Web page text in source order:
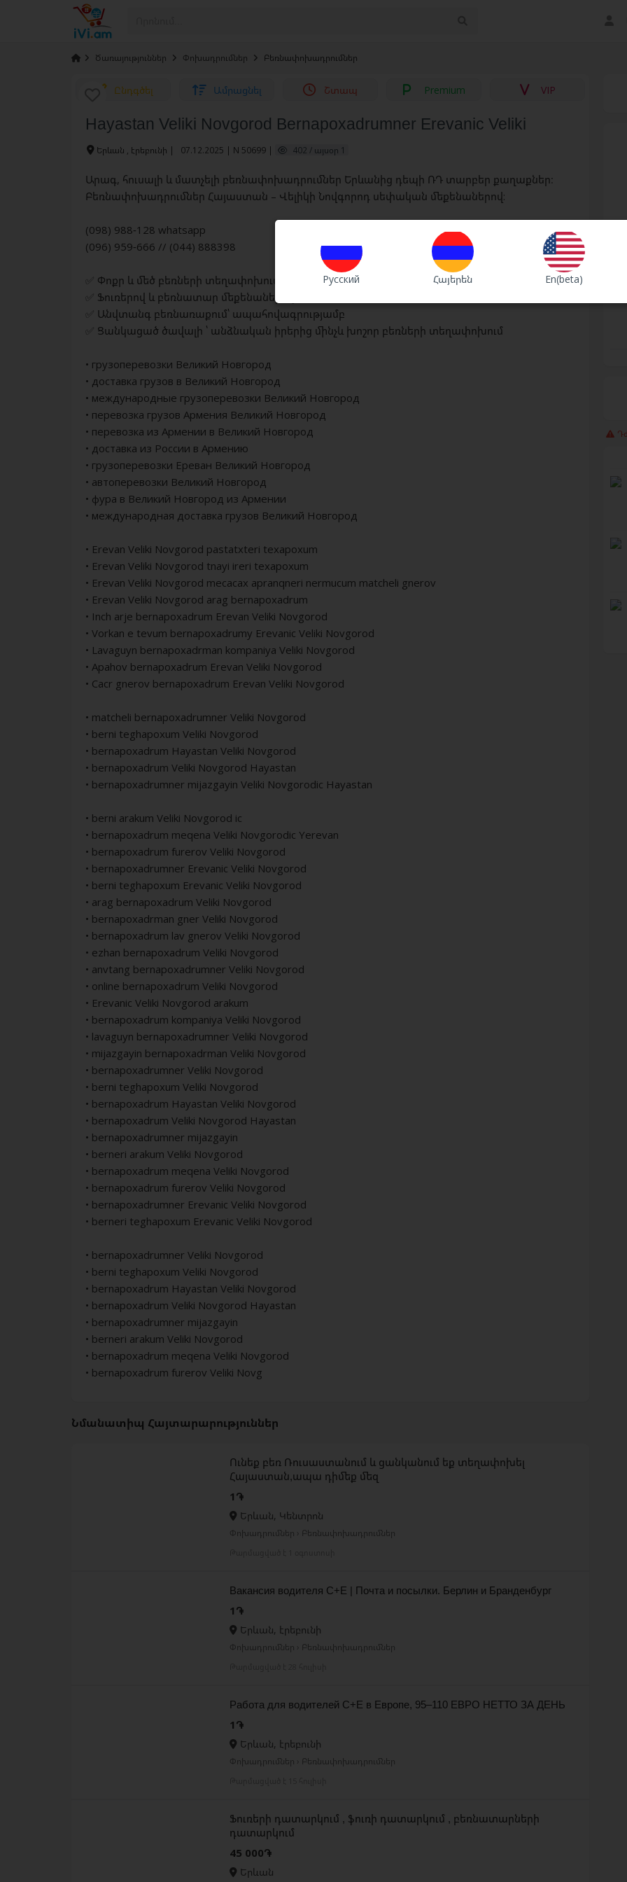
Русский Հայերեն En(beta)
Ծառայություններ Փոխադրումներ Բեռնափոխադրումներ
Ընդգծել Ամրացնել Շտապ Premium VIP
Hayastan Veliki Novgorod Bernapoxadrumner Erevanic Veliki
Երևան , էրեբունի | 07.12.2025 | N 50699 | 402 / այսօր 1
Արագ, հուսալի և մատչելի բեռնափոխադրումներ Երևանից դեպի ՌԴ տարբեր քաղաքներ։
Բեռնափոխադրումներ Հայաստան – Վելիկի Նովգորոդ սեփական մեքենաներով:
(098) 988-128 whatsapp
(096) 959-666 // (044) 888398
✅ Փոքր և մեծ բեռների տեղափոխում
✅ Ֆուռերով և բեռնատար մեքենաներով
✅ Անվտանգ բեռնառաքում՝ ապահովագրությամբ
✅ Ցանկացած ծավալի ՝ անձնական իրերից մինչև խոշոր բեռների տեղափոխում
• грузоперевозки Великий Новгород
• доставка грузов в Великий Новгород
• международные грузоперевозки Великий Новгород
• перевозка грузов Армения Великий Новгород
• перевозка из Армении в Великий Новгород
• доставка из России в Армению
• грузоперевозки Ереван Великий Новгород
• автоперевозки Великий Новгород
• фура в Великий Новгород из Армении
• международная доставка грузов Великий Новгород
• Erevan Veliki Novgorod pastatxteri texapoxum
• Erevan Veliki Novgorod tnayi ireri texapoxum
• Erevan Veliki Novgorod mecacax apranqneri nermucum matcheli gnerov
• Erevan Veliki Novgorod arag bernapoxadrum
• Inch arje bernapoxadrum Erevan Veliki Novgorod
• Vorkan e tevum bernapoxadrumy Erevanic Veliki Novgorod
• Lavaguyn bernapoxadrman kompaniya Veliki Novgorod
• Apahov bernapoxadrum Erevan Veliki Novgorod
• Cacr gnerov bernapoxadrum Erevan Veliki Novgorod
• matcheli bernapoxadrumner Veliki Novgorod
• berni teghapoxum Veliki Novgorod
• bernapoxadrum Hayastan Veliki Novgorod
• bernapoxadrum Veliki Novgorod Hayastan
• bernapoxadrumner mijazgayin Veliki Novgorodic Hayastan
• berni arakum Veliki Novgorod ic
• bernapoxadrum meqena Veliki Novgorodic Yerevan
• bernapoxadrum furerov Veliki Novgorod
• bernapoxadrumner Erevanic Veliki Novgorod
• berni teghapoxum Erevanic Veliki Novgorod
• arag bernapoxadrum Veliki Novgorod
• bernapoxadrman gner Veliki Novgorod
• bernapoxadrum lav gnerov Veliki Novgorod
• ezhan bernapoxadrum Veliki Novgorod
• anvtang bernapoxadrumner Veliki Novgorod
• online bernapoxadrum Veliki Novgorod
• Erevanic Veliki Novgorod arakum
• bernapoxadrum kompaniya Veliki Novgorod
• lavaguyn bernapoxadrumner Veliki Novgorod
• mijazgayin bernapoxadrman Veliki Novgorod
• bernapoxadrumner Veliki Novgorod
• berni teghapoxum Veliki Novgorod
• bernapoxadrum Hayastan Veliki Novgorod
• bernapoxadrum Veliki Novgorod Hayastan
• bernapoxadrumner mijazgayin
• berneri arakum Veliki Novgorod
• bernapoxadrum meqena Veliki Novgorod
• bernapoxadrum furerov Veliki Novgorod
• bernapoxadrumner Erevanic Veliki Novgorod
• berneri teghapoxum Erevanic Veliki Novgorod
• bernapoxadrumner Veliki Novgorod
• berni teghapoxum Veliki Novgorod
• bernapoxadrum Hayastan Veliki Novgorod
• bernapoxadrum Veliki Novgorod Hayastan
• bernapoxadrumner mijazgayin
• berneri arakum Veliki Novgorod
• bernapoxadrum meqena Veliki Novgorod
• bernapoxadrum furerov Veliki Novg
Նմանատիպ Հայտարարություններ
Ունեք բեռ Ռուսաստանում և ցանկանում եք տեղափոխել
Հայաստան,ապա դիմեք մեզ
1֏
Երևան, Կենտրոն
Փոխադրումներ › Բեռնափոխադրումներ
Вакансия водителя C+E | Почта и посылки. Берлин и Бранденбург
1֏
Երևան, էրեբունի
Փոխադրումներ › Բեռնափոխադրումներ
Работа для водителей C+E в Европе, 95–110 ЕВРО НЕТТО ЗА ДЕНЬ
1֏
Երևան, էրեբունի
Փոխադրումներ › Բեռնափոխադրումներ
Ֆուռերի դատարկում , ֆուռի դատարկում , բեռնատարների
դատարկում
45 000֏
Երևան